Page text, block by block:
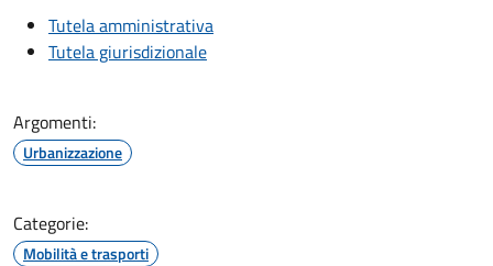
Tutela amministrativa
Tutela giurisdizionale
Argomenti:
Urbanizzazione
Categorie:
Mobilità e trasporti